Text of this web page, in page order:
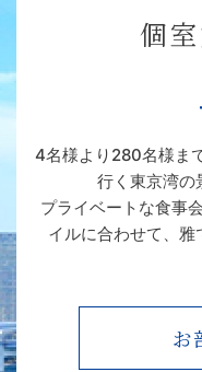
個
4名様より280名様ま
行く東京湾の
プライベートな食事
イルに合わせて、 雅
お